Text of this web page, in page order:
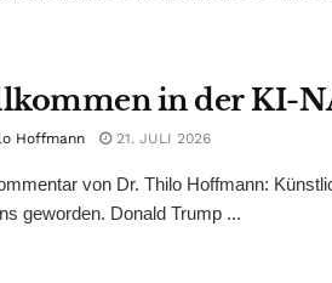
in der KI-
Hoffmann 21. JULI 2026
von Dr. Thilo Hoffmann:
geworden. Donald Trump ...